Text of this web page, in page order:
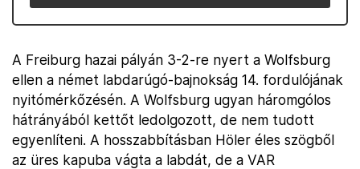
A Freiburg hazai pályán 3-2-re nyert a Wolfsburg
ellen a német labdarúgó-bajnokság 14. fordulójának
nyitómérkőzésén. A Wolfsburg ugyan háromgólos
hátrányából kettőt ledolgozott, de nem tudott
egyenlíteni. A hosszabbításban Höler éles szögből
az üres kapuba vágta a labdát, de a VAR